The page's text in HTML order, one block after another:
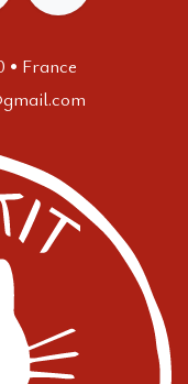
• France